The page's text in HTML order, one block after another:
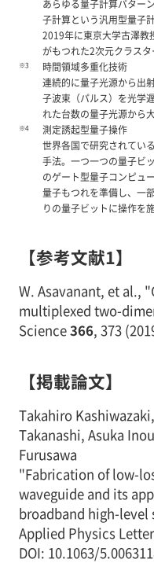
あらゆる量子計算パター
子計算という汎用型量子
2019年に東京大学古澤教
がもつれた2次元クラスタ
※3
時間領域多重化技術
連続的に量子光源から出
子波束（パルス）を光学
れた台数の量子光源から
※4
測定誘起型量子操作
世界各国で研究されてい
手法。一つ一つの量子ビ
のゲート型量子コンピュ
量子もつれを準備し、一
りの量子ビットに操作を
【参考文献1】
W. Asavanant, et al.,
multiplexed two-
Science366, 373
【掲載論文】
Takahiro
Takanashi, Asuka
Furusawa
"Fabrication of low-
waveguide and its
broadband high-level
Applied Physics
DOI: 10.1063/